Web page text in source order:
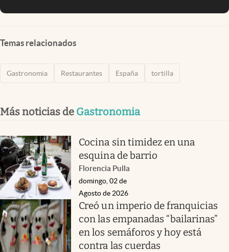
Temas relacionados
Gastronomia Restaurantes España tortilla
Más noticias de Gastronomia
Cocina sin timidez en una
esquina de barrio
Florencia Pulla
domingo, 02 de
Agosto de 2026
Creó un imperio de franquicias
con las empanadas “bailarinas”
en los semáforos y hoy está
contra las cuerdas